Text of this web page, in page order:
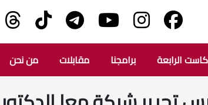
الرابعة برامجنا مقابلات من نحن